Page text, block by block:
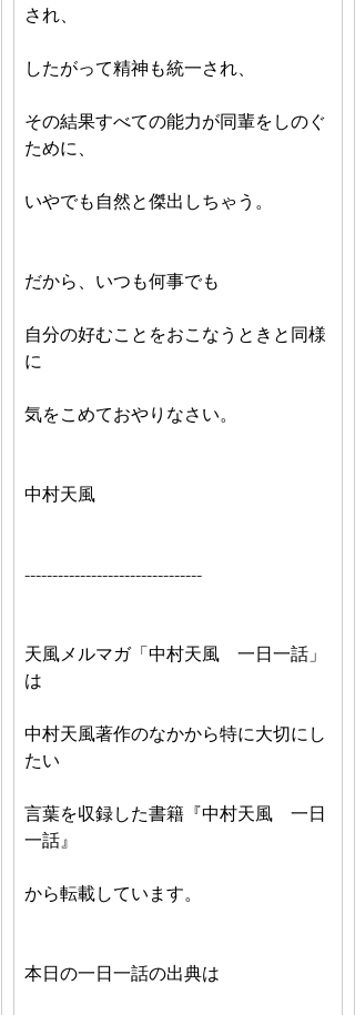
され、
したがって精神も統一され、
その結果すべての能力が同輩をしのぐ
ために、
いやでも自然と傑出しちゃう。
だから、いつも何事でも
自分の好むことをおこなうときと同様
に
気をこめておやりなさい。
中村天風
--------------------------------
天風メルマガ「中村天風　一日一話」
は
中村天風著作のなかから特に大切にし
たい
言葉を収録した書籍『中村天風　一日
一話』
から転載しています。
本日の一日一話の出典は